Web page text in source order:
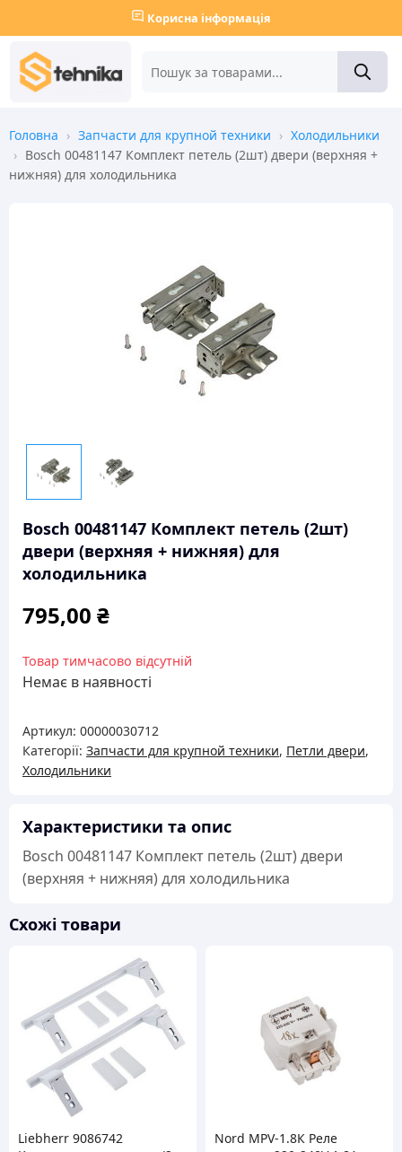
Корисна інформація
Головна › Запчасти для крупной техники › Холодильники
› Bosch 00481147 Комплект петель (2шт) двери (верхняя +
нижняя) для холодильника
Bosch 00481147 Комплект петель (2шт)
двери (верхняя + нижняя) для
холодильника
795,00 ₴
Товар тимчасово відсутній
Немає в наявності
Артикул: 00000030712
Категорії: Запчасти для крупной техники, Петли двери,
Холодильники
Характеристики та опис
Bosch 00481147 Комплект петель (2шт) двери
(верхняя + нижняя) для холодильника
Схожі товари
Liebherr 9086742
Nord MPV-1.8К Реле